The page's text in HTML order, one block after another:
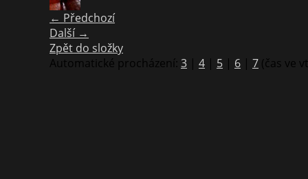
← Předchozí
Další →
Zpět do složky
Automatické procházení: 3 | 4 | 5 | 6 | 7 (čas ve